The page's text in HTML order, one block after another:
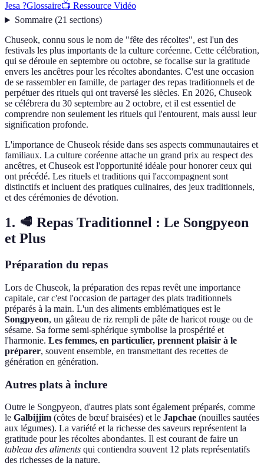
Jesa ?Glossaire📺 Ressource Vidéo
Sommaire(21 sections)
Chuseok, connu sous le nom de "fête des récoltes", est l'un des
festivals les plus importants de la culture coréenne. Cette célébration,
qui se déroule en septembre ou octobre, se focalise sur la gratitude
envers les ancêtres pour les récoltes abondantes. C'est une occasion
de se rassembler en famille, de partager des repas traditionnels et de
perpétuer des rituels qui ont traversé les siècles. En 2026, Chuseok
se célébrera du 30 septembre au 2 octobre, et il est essentiel de
comprendre non seulement les rituels qui l'entourent, mais aussi leur
signification profonde.
L'importance de Chuseok réside dans ses aspects communautaires et
familiaux. La culture coréenne attache un grand prix au respect des
ancêtres, et Chuseok est l'opportunité idéale pour honorer ceux qui
ont précédé. Les rituels et traditions qui l'accompagnent sont
distinctifs et incluent des pratiques culinaires, des jeux traditionnels,
et des cérémonies de dévotion.
1. 🥩 Repas Traditionnel : Le Songpyeon
et Plus
Préparation du repas
Lors de Chuseok, la préparation des repas revêt une importance
capitale, car c'est l'occasion de partager des plats traditionnels
préparés à la main. L'un des aliments emblématiques est le
Songpyeon, un gâteau de riz rempli de pâte de haricot rouge ou de
sésame. Sa forme semi-sphérique symbolise la prospérité et
l'harmonie. Les femmes, en particulier, prennent plaisir à le
préparer, souvent ensemble, en transmettant des recettes de
génération en génération.
Autres plats à inclure
Outre le Songpyeon, d'autres plats sont également préparés, comme
le Galbijjim (côtes de bœuf braisées) et le Japchae (nouilles sautées
aux légumes). La variété et la richesse des saveurs représentent la
gratitude pour les récoltes abondantes. Il est courant de faire un
tableau des aliments qui contiendra souvent 12 plats représentatifs
des richesses de la nature.